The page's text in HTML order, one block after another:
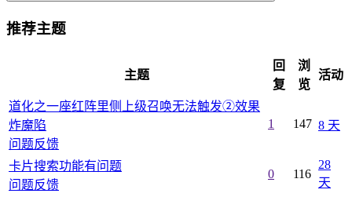
推荐主题
主题
回
复
浏
览
活动
道化之一座红阵里侧上级召唤无法触发②效果
炸魔陷
问题反馈
1 147 8 天
卡片搜索功能有问题
问题反馈
0 116
28
天